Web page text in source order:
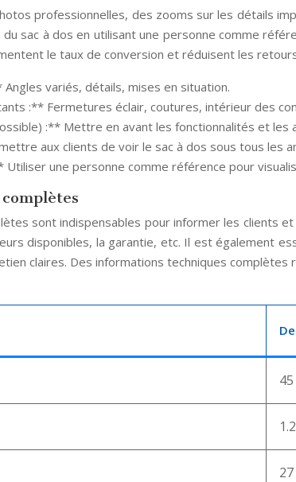
professionnelles, des zooms sur les détails
sac à dos en utilisant une personne comme
le taux de conversion et réduisent les
variés, détails, mises en situation.
:** Fermetures éclair, coutures, intérieur des
:** Mettre en avant les fonctionnalités et les
aux clients de voir le sac à dos sous tous les
une personne comme référence pour
sont indispensables pour informer les clients
disponibles, la garantie, etc. Il est également
claires. Des informations techniques